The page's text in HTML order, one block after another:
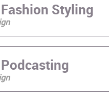
Styling